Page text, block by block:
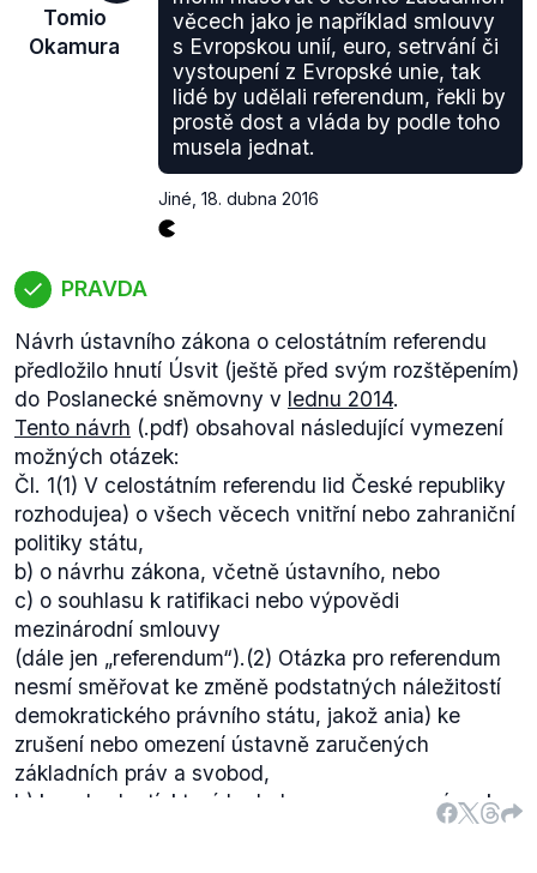
Tomio
Okamura
věcech jako je například smlouvy
s Evropskou unií, euro, setrvání či
vystoupení z Evropské unie, tak
lidé by udělali referendum, řekli by
prostě dost a vláda by podle toho
musela jednat.
Jiné 18. dubna 2016
PRAVDA
Návrh ústavního zákona o celostátním referendu
předložilo hnutí Úsvit (ještě před svým rozštěpením)
do Poslanecké sněmovny v lednu 2014.
Tento návrh (.pdf) obsahoval následující vymezení
možných otázek:
Čl. 1(1) V celostátním referendu lid České republiky
rozhodujea) o všech věcech vnitřní nebo zahraniční
politiky státu,
b) o návrhu zákona, včetně ústavního, nebo
c) o souhlasu k ratifikaci nebo výpovědi
mezinárodní smlouvy
(dále jen „referendum“).(2) Otázka pro referendum
nesmí směřovat ke změně podstatných náležitostí
demokratického právního státu, jakož ania) ke
zrušení nebo omezení ústavně zaručených
základních práv a svobod,
b) k rozhodnutí, které by bylo v rozporu se závazky,